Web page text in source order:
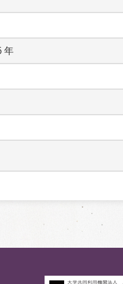
年